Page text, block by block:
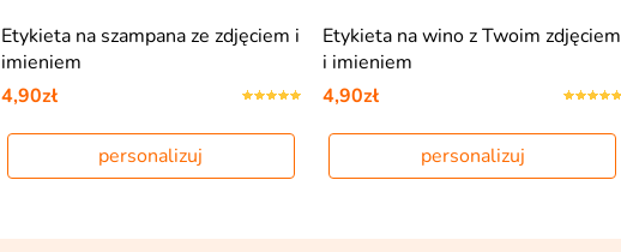
Etykieta na szampana ze zdjęciem i
imieniem
4,90zł
personalizuj
Etykieta na wino z Twoim zdjęciem
i imieniem
4,90zł
personalizuj